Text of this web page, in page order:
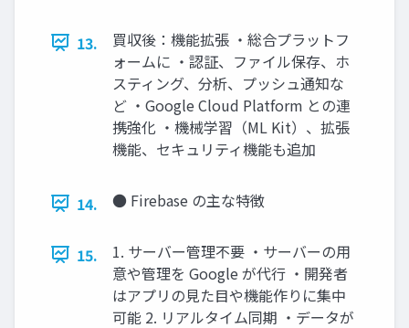
13.
買収後：機能拡張 ・総合プラットフ
ォームに ・認証、ファイル保存、ホ
スティング、分析、プッシュ通知な
ど ・Google Cloud Platform との連
携強化 ・機械学習（ML Kit）、拡張
機能、セキュリティ機能も追加
14. ● Firebase の主な特徴
15.
1. サーバー管理不要 ・サーバーの用
意や管理を Google が代行 ・開発者
はアプリの見た目や機能作りに集中
可能 2. リアルタイム同期 ・データが